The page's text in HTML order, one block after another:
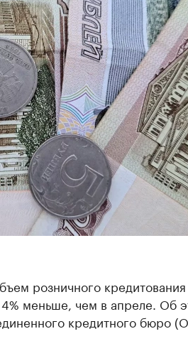
розничного кредитования
меньше, чем в апреле. Об
кредитного бюро